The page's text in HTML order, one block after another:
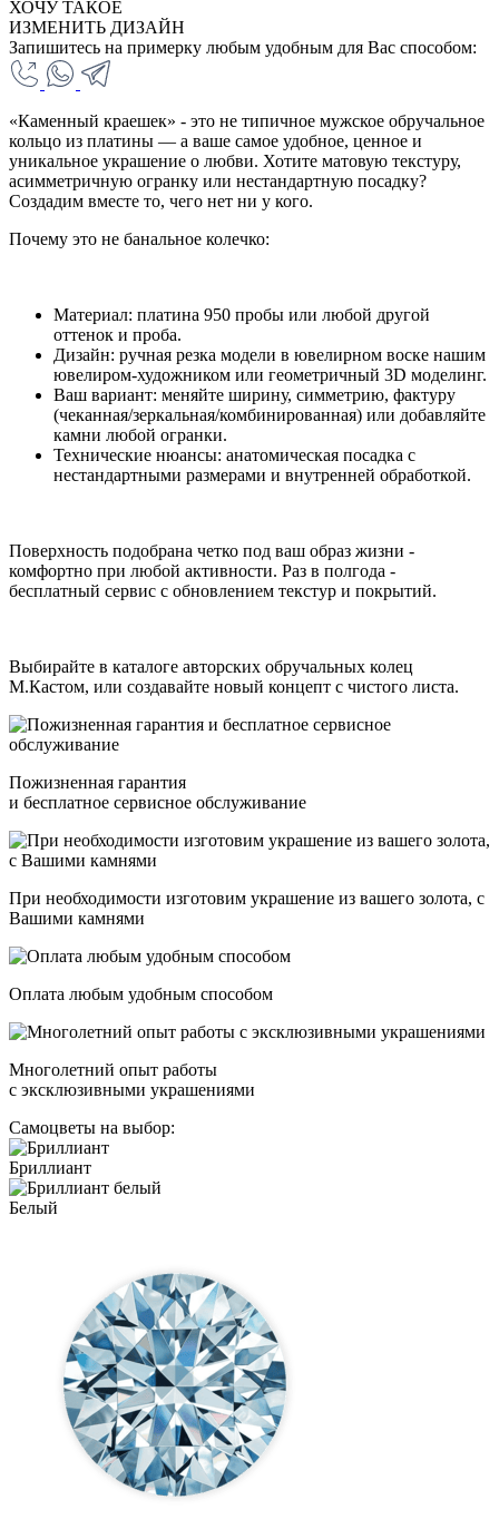
ХОЧУ ТАКОЕ
ИЗМЕНИТЬ ДИЗАЙН
Запишитесь на примерку любым удобным для Вас способом:
«Каменный краешек» - это не типичное мужское обручальное
кольцо из платины — а ваше самое удобное, ценное и
уникальное украшение о любви. Хотите матовую текстуру,
асимметричную огранку или нестандартную посадку?
Создадим вместе то, чего нет ни у кого.
Почему это не банальное колечко:
Материал: платина 950 пробы или любой другой
оттенок и проба.
Дизайн: ручная резка модели в ювелирном воске нашим
ювелиром-художником или геометричный 3D моделинг.
Ваш вариант: меняйте ширину, симметрию, фактуру
(чеканная/зеркальная/комбинированная) или добавляйте
камни любой огранки.
Технические нюансы: анатомическая посадка с
нестандартными размерами и внутренней обработкой.
Поверхность подобрана четко под ваш образ жизни -
комфортно при любой активности. Раз в полгода -
бесплатный сервис с обновлением текстур и покрытий.
Выбирайте в каталоге авторских обручальных колец
М.Кастом, или создавайте новый концепт с чистого листа.
Пожизненная гарантия
и бесплатное сервисное обслуживание
При необходимости изготовим украшение из вашего золота, с
Вашими камнями
Оплата любым удобным способом
Многолетний опыт работы
с эксклюзивными украшениями
Самоцветы на выбор:
Бриллиант
Белый